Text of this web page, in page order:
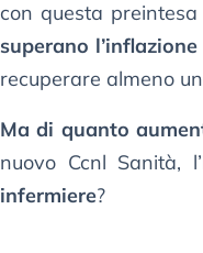
con questa
superano
recuperare almeno
Ma di quanto
nuovo Ccnl Sanità,
infermiere?